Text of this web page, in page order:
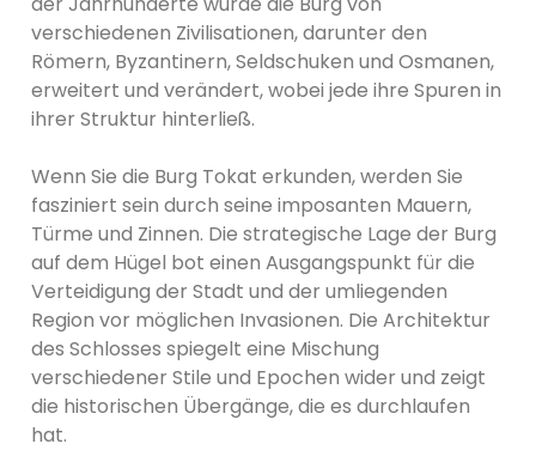
verschiedenen Zivilisationen, darunter den
Römern, Byzantinern, Seldschuken und Osmanen,
erweitert und verändert, wobei jede ihre Spuren in
ihrer Struktur hinterließ.
Wenn Sie die Burg Tokat erkunden, werden Sie
fasziniert sein durch seine imposanten Mauern,
Türme und Zinnen. Die strategische Lage der Burg
auf dem Hügel bot einen Ausgangspunkt für die
Verteidigung der Stadt und der umliegenden
Region vor möglichen Invasionen. Die Architektur
des Schlosses spiegelt eine Mischung
verschiedener Stile und Epochen wider und zeigt
die historischen Übergänge, die es durchlaufen
hat.